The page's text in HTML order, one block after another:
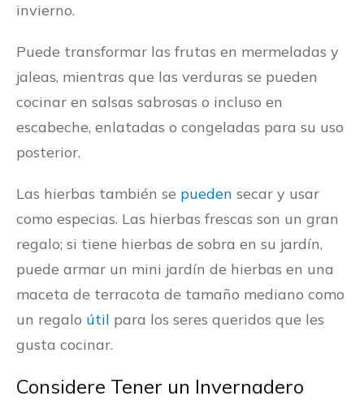
invierno.
Puede transformar las frutas en mermeladas y
jaleas, mientras que las verduras se pueden
cocinar en salsas sabrosas o incluso en
escabeche, enlatadas o congeladas para su uso
posterior.
Las hierbas también se pueden secar y usar
como especias. Las hierbas frescas son un gran
regalo; si tiene hierbas de sobra en su jardín,
puede armar un mini jardín de hierbas en una
maceta de terracota de tamaño mediano como
un regalo útil para los seres queridos que les
gusta cocinar.
Considere Tener un Invernadero